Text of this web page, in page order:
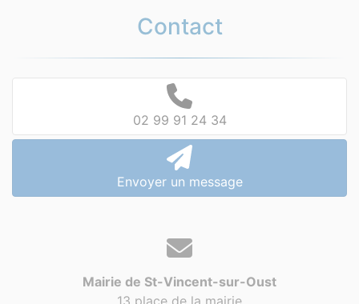
Contact
02 99 91 24 34
Envoyer un message
Mairie de St-Vincent-sur-Oust
13 place de la mairie